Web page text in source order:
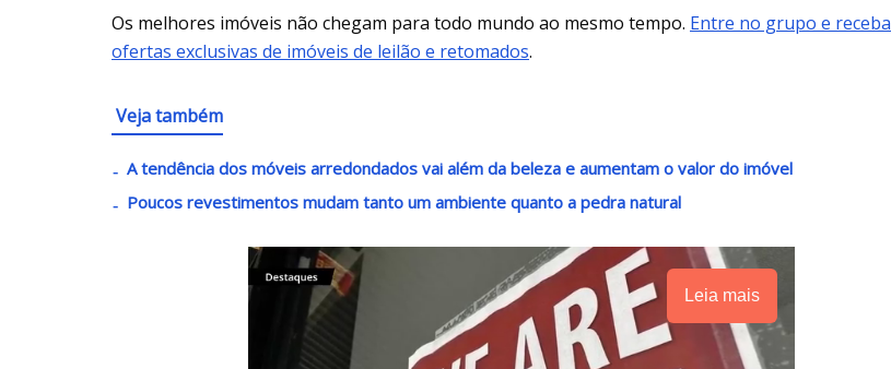
Os melhores imóveis não chegam para todo mundo ao mesmo tempo. Entre no grupo e receba
ofertas exclusivas de imóveis de leilão e retomados.
Veja também
A tendência dos móveis arredondados vai além da beleza e aumentam o valor do imóvel
Poucos revestimentos mudam tanto um ambiente quanto a pedra natural
Leia mais